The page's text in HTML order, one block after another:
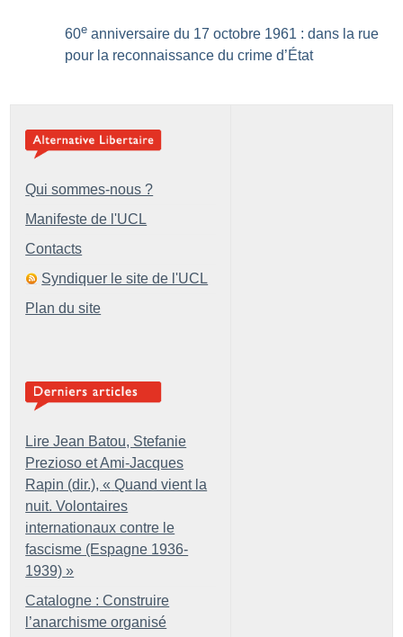
60e anniversaire du 17 octobre 1961 : dans la rue
pour la reconnaissance du crime d’État
Qui sommes-nous ?
Manifeste de l'UCL
Contacts
Syndiquer le site de l'UCL
Plan du site
Lire Jean Batou, Stefanie
Prezioso et Ami-Jacques
Rapin (dir.), « Quand vient la
nuit. Volontaires
internationaux contre le
fascisme (Espagne 1936-
1939) »
Catalogne : Construire
l’anarchisme organisé